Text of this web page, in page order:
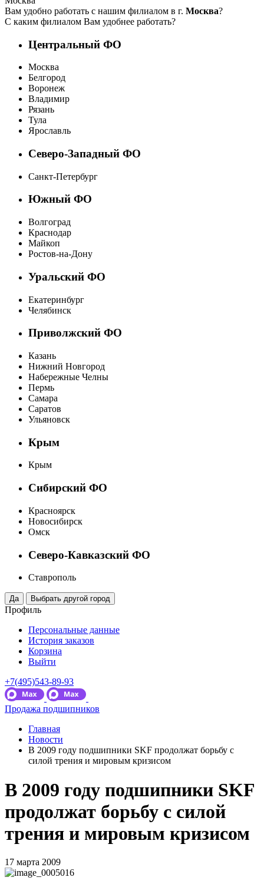
Вам удобно работать с нашим филиалом в г. Москва?
С каким филиалом Вам удобнее работать?
Центральный ФО
Москва
Белгород
Воронеж
Владимир
Рязань
Тула
Ярославль
Северо-Западный ФО
Санкт-Петербург
Южный ФО
Волгоград
Краснодар
Майкоп
Ростов-на-Дону
Уральский ФО
Екатеринбург
Челябинск
Приволжский ФО
Казань
Нижний Новгород
Набережные Челны
Пермь
Самара
Саратов
Ульяновск
Крым
Крым
Сибирский ФО
Красноярск
Новосибирск
Омск
Северо-Кавказский ФО
Ставрополь
Профиль
Персональные данные
История заказов
Корзина
Выйти
+7(495)543-89-93
Продажа подшипников
Главная
Новости
В 2009 году подшипники SKF продолжат борьбу с
силой трения и мировым кризисом
В 2009 году подшипники SKF
продолжат борьбу с силой
трения и мировым кризисом
17 марта 2009